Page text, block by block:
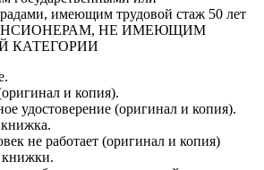
имеющим трудовой стаж 50 лет
НЕ ИМЕЮЩИМ
КАТЕГОРИИ
и копия).
удостоверение (оригинал и копия).
не работает (оригинал и копия)
книжки.